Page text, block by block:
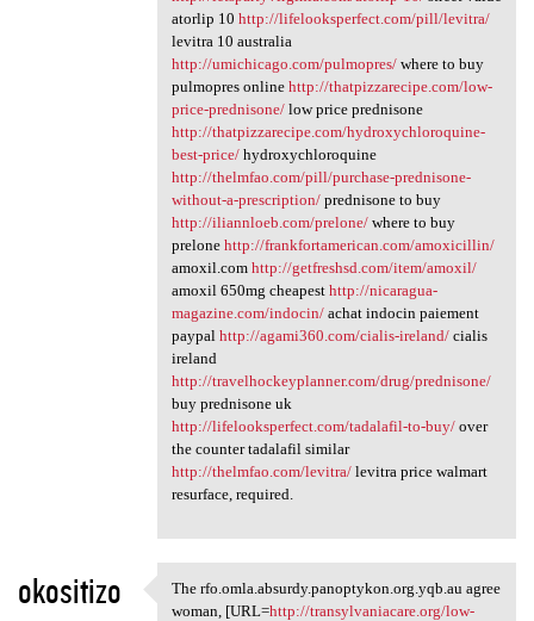
atorlip 10 http://lifelooksperfect.com/pill/levitra/
levitra 10 australia
http://umichicago.com/pulmopres/where to buy
pulmopres online http://thatpizzarecipe.com/low-
price-prednisone/low price prednisone
http://thatpizzarecipe.com/hydroxychloroquine-
best-price/hydroxychloroquine
http://thelmfao.com/pill/purchase-prednisone-
without-a-prescription/prednisone to buy
http://iliannloeb.com/prelone/where to buy
prelone http://frankfortamerican.com/amoxicillin/
amoxil.com http://getfreshsd.com/item/amoxil/
amoxil 650mg cheapest http://nicaragua-
magazine.com/indocin/achat indocin paiement
paypal http://agami360.com/cialis-ireland/cialis
ireland
http://travelhockeyplanner.com/drug/prednisone/
buy prednisone uk
http://lifelooksperfect.com/tadalafil-to-buy/over
the counter tadalafil similar
http://thelmfao.com/levitra/levitra price walmart
resurface, required.
okositizo The rfo.omla.absurdy
The rfo.omla.absurdy.panoptykon.org.yqb.au agree
woman, [URL=http://transylvaniacare.org/low-